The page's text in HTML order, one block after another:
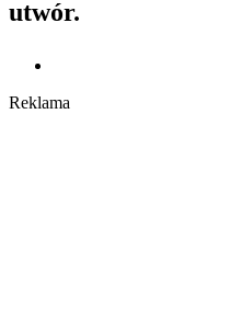
utwór.
Reklama